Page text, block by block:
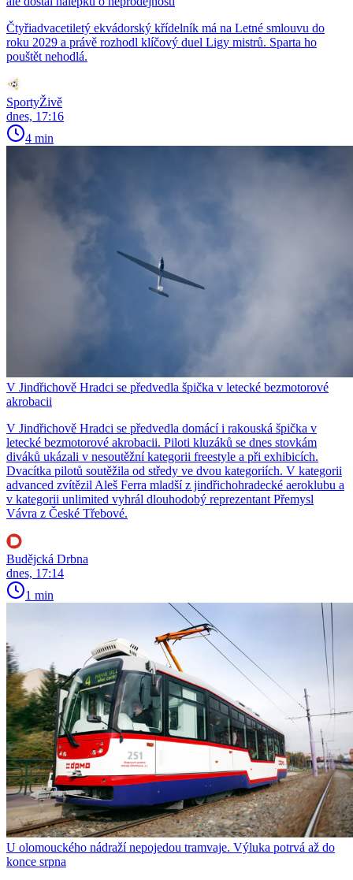
Čtyřiadvacetiletý ekvádorský křídelník má na Letné smlouvu do
roku 2029 a právě rozhodl klíčový duel Ligy mistrů. Sparta ho
pouštět nehodlá.
SportyŽivě
dnes, 17:16
4 min
V Jindřichově Hradci se předvedla špička v letecké bezmotorové
akrobacii
V Jindřichově Hradci se předvedla domácí i rakouská špička v
letecké bezmotorové akrobacii. Piloti kluzáků se dnes stovkám
diváků ukázali v nesoutěžní kategorii freestyle a při exhibicích.
Dvacítka pilotů soutěžila od středy ve dvou kategoriích. V kategorii
advanced zvítězil Aleš Ferra mladší z jindřichohradecké aeroklubu a
v kategorii unlimited vyhrál dlouhodobý reprezentant Přemysl
Vávra z České Třebové.
Budějcká Drbna
dnes, 17:14
1 min
U olomouckého nádraží nepojedou tramvaje. Výluka potrvá až do
konce srpna